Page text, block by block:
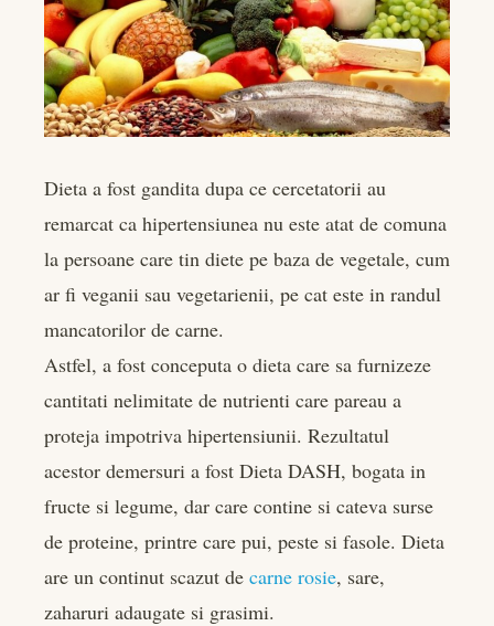
Dieta a fost gandita dupa ce cercetatorii au
remarcat ca hipertensiunea nu este atat de comuna
la persoane care tin diete pe baza de vegetale, cum
ar fi veganii sau vegetarienii, pe cat este in randul
mancatorilor de carne.
Astfel, a fost conceputa o dieta care sa furnizeze
cantitati nelimitate de nutrienti care pareau a
proteja impotriva hipertensiunii. Rezultatul
acestor demersuri a fost Dieta DASH, bogata in
fructe si legume, dar care contine si cateva surse
de proteine, printre care pui, peste si fasole. Dieta
are un continut scazut de carne rosie, sare,
zaharuri adaugate si grasimi.